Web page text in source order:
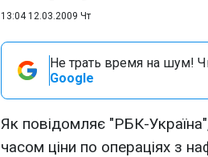
13:04 12.03.2009 Чт
Не трать время на шум!
Google
Як повідомляє "РБК-
часом ціни по операціях з